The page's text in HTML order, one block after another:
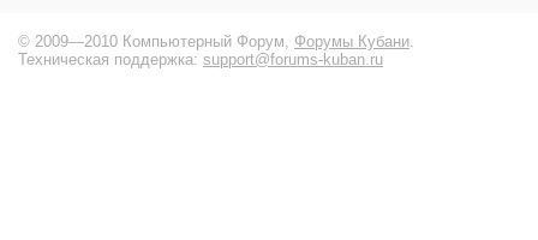
© 2009—2010 Компьютерный Форум, Форумы Кубани.
Техническая поддержка: support@forums-kuban.ru